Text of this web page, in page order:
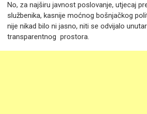
No, za najširu javnost poslovanje, utjecaj
službenika, kasnije moćnog bošnjačkog
nije nikad bilo ni jasno, niti se odvijalo
transparentnog prostora.